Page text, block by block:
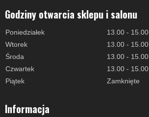
Godziny otwarcia sklepu i salonu
Poniedziałek
13.00 - 15.00
Wtorek
13.00 - 15.00
Środa
13.00 - 15.00
Czwartek
13.00 - 15.00
Piątek
Zamknięte
Informacja